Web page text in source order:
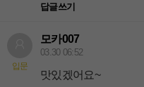
답글쓰기
입문
모카007
03.30 06:52
맛있겠어요~